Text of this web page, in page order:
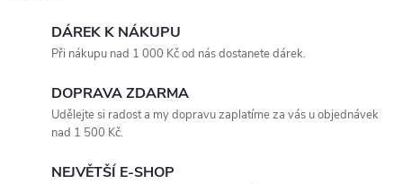
DÁREK K NÁKUPU
Při nákupu nad 1 000 Kč od nás dostanete dárek.
DOPRAVA ZDARMA
Udělejte si radost a my dopravu zaplatíme za vás u objednávek
nad 1 500 Kč.
NEJVĚTŠÍ E-SHOP